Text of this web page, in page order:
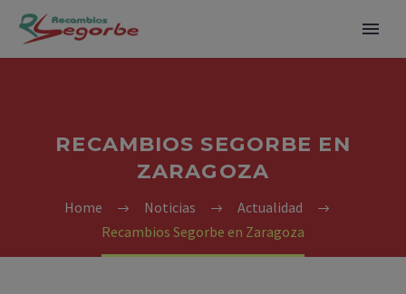
RECAMBIOS SEGORBE EN
ZARAGOZA
Home Noticias
Actualidad
Recambios Segorbe en Zaragoza